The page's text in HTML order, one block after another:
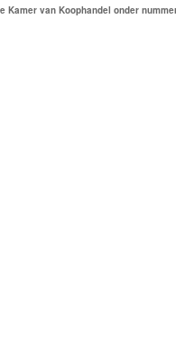
Kamer van Koophandel onder